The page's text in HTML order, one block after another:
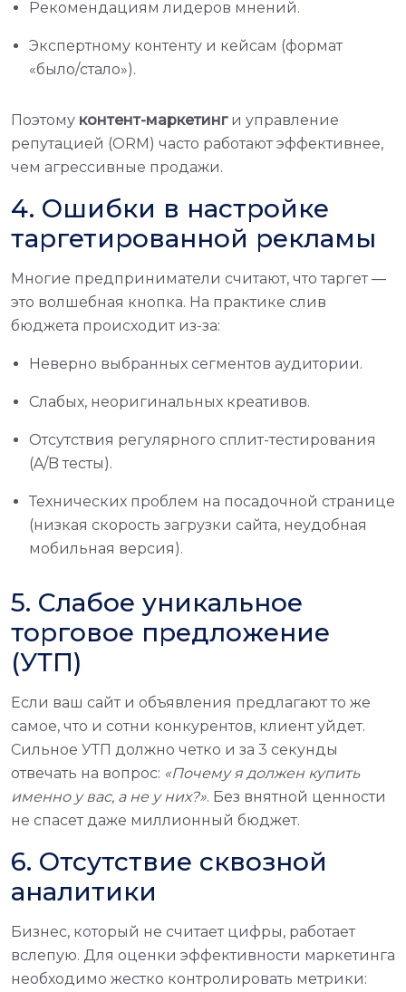
Рекомендациям лидеров мнений.
Экспертному контенту и кейсам (формат
«было/стало»).
Поэтому контент-маркетинги управление
репутацией (ORM) часто работают эффективнее,
чем агрессивные продажи.
4. Ошибки в настройке
таргетированной рекламы
Многие предприниматели считают, что таргет —
это волшебная кнопка. На практике слив
бюджета происходит из-за:
Неверно выбранных сегментов аудитории.
Слабых, неоригинальных креативов.
Отсутствия регулярного сплит-тестирования
(A/B тесты).
Технических проблем на посадочной странице
(низкая скорость загрузки сайта, неудобная
мобильная версия).
5. Слабое уникальное
торговое предложение
(УТП)
Если ваш сайт и объявления предлагают то же
самое, что и сотни конкурентов, клиент уйдет.
Сильное УТП должно четко и за 3 секунды
отвечать на вопрос: «Почему я должен купить
именно у вас, а не у них?». Без внятной ценности
не спасет даже миллионный бюджет.
6. Отсутствие сквозной
аналитики
Бизнес, который не считает цифры, работает
вслепую. Для оценки эффективности маркетинга
необходимо жестко контролировать метрики: